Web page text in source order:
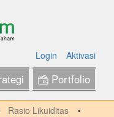
Login Aktivasi
Portfolio
Rasio Likuiditas